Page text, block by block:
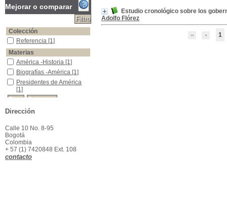
Estudio cronológico sobre los
Adolfo Flórez
1
Mejorar o comparar
Colección
Referencia
Referencia [1]
Materias
América -Historia
América -Historia [1]
Biografías -América
Biografías -América [1]
Presidentes de América
Presidentes de América
[1]
Dirección
Calle 10 No. 8-95
Bogotá
Colombia
+ 57 (1) 7420848 Ext. 108
contacto